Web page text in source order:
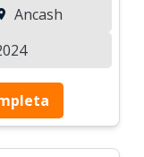
Ancash